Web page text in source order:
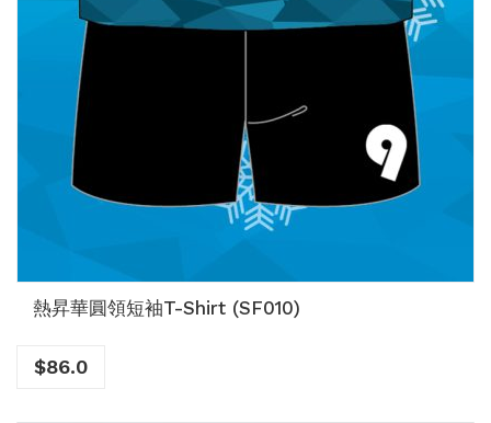
熱昇華圓領短袖T-Shirt (SF010)
$86.0